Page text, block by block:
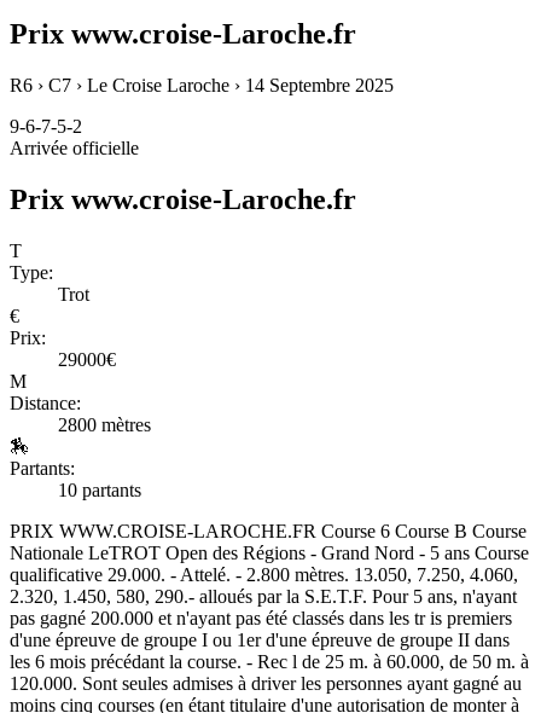
Prix www.croise-Laroche.fr
R6 › C7 › Le Croise Laroche › 14 Septembre 2025
9-6-7-5-2
Arrivée officielle
Prix www.croise-Laroche.fr
T
Type:
Trot
€
Prix:
29000€
M
Distance:
2800 mètres
🏇
Partants:
10 partants
PRIX WWW.CROISE-LAROCHE.FR Course 6 Course B Course
Nationale LeTROT Open des Régions - Grand Nord - 5 ans Course
qualificative 29.000. - Attelé. - 2.800 mètres. 13.050, 7.250, 4.060,
2.320, 1.450, 580, 290.- alloués par la S.E.T.F. Pour 5 ans, n'ayant
pas gagné 200.000 et n'ayant pas été classés dans les tr is premiers
d'une épreuve de groupe I ou 1er d'une épreuve de groupe II dans
les 6 mois précédant la course. - Rec l de 25 m. à 60.000, de 50 m. à
120.000. Sont seules admises à driver les personnes ayant gagné au
moins cinq courses (en étant titulaire d'une autorisation de monter à